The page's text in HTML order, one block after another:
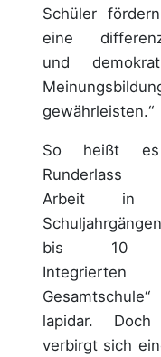
Schüler
eine
und
gewährleisten.“
So heißt
Runderlass
Arbeit in
bis 10
Integrierten
Gesamtschule“
lapidar.
verbirgt sich